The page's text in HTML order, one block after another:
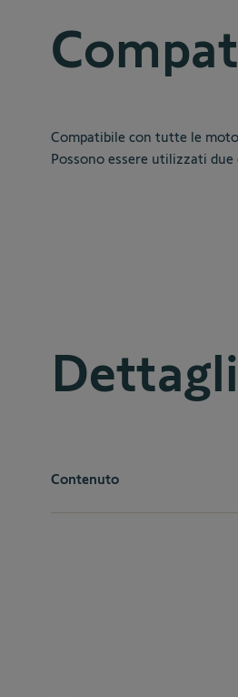
Compatibile con tutte le
Possono essere utilizzati
Contenuto